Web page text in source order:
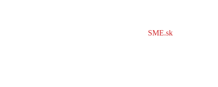
SME.sk